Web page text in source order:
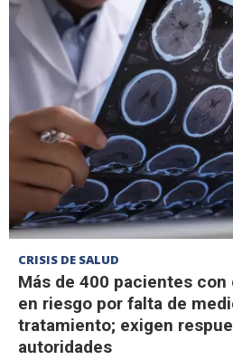
CRISIS DE SALUD
Más de 400 pacientes
en riesgo por falta de
tratamiento; exigen
autoridades